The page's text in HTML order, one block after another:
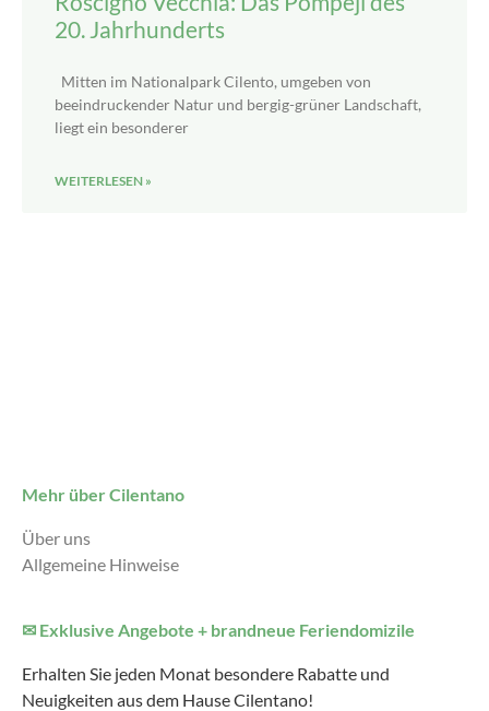
20. Jahrhunderts
Mitten im Nationalpark Cilento, umgeben von
beeindruckender Natur und bergig-grüner Landschaft,
liegt ein besonderer
WEITERLESEN »
Mehr über Cilentano
Über uns
Allgemeine Hinweise
✉ Exklusive Angebote + brandneue Feriendomizile
Erhalten Sie jeden Monat besondere Rabatte und
Neuigkeiten aus dem Hause Cilentano!